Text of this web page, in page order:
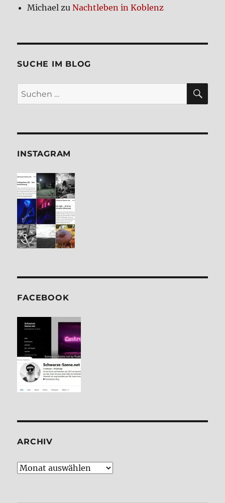
Michael zuNacht­le­ben in Koblenz
SUCHE IM BLOG
Suchen
nach:
INSTA­GRAM
FACE­BOOK
ARCHIV
Archiv